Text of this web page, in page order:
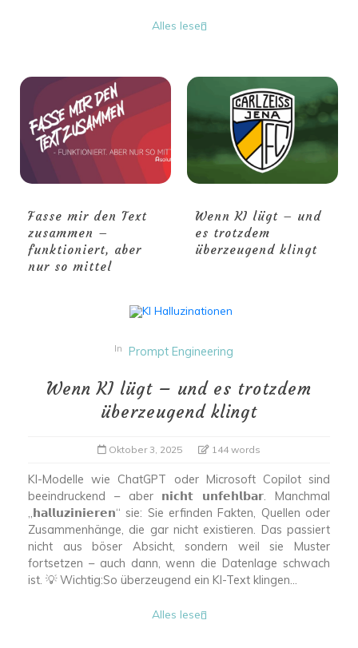
Alles lesen
Fasse mir den Text
zusammen –
funktioniert, aber
nur so mittel
Wenn KI lügt – und
es trotzdem
überzeugend klingt
In Prompt Engineering
Wenn KI lügt – und es trotzdem
überzeugend klingt
Oktober 3, 2025 144 words
KI-Modelle wie ChatGPT oder Microsoft Copilot sind
beeindruckend – aber 𝗻𝗶𝗰𝗵𝘁 𝘂𝗻𝗳𝗲𝗵𝗹𝗯𝗮𝗿. Manchmal
„𝗵𝗮𝗹𝗹𝘂𝘇𝗶𝗻𝗶𝗲𝗿𝗲𝗻“ sie: Sie erfinden Fakten, Quellen oder
Zusammenhänge, die gar nicht existieren. Das passiert
nicht aus böser Absicht, sondern weil sie Muster
fortsetzen – auch dann, wenn die Datenlage schwach
ist. 💡 Wichtig:So überzeugend ein KI-Text klingen...
Alles lesen